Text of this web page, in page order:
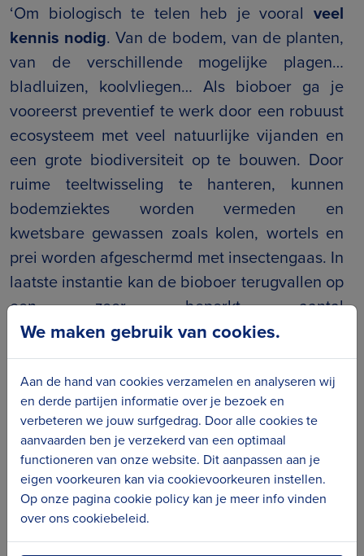
‘Om biologisch te telen heb je vooral veel
kennis nodig. Van de bodem, van de planten,
van de verschillende mogelijke plagen…
bladluizen, koolvliegen… Als bioboer ga je
vooreerst preventief te werk door een robuust
ecosysteem met veel natuurlijke vijanden en
een grote biodiversiteit op te bouwen. Door
ruime teeltwisseling te hanteren, kunnen
bodemziektes worden vermeden en
kwetsbare gewassen zoals kolen, wortels en
prei worden afgeschermd met insectengaas. In
laatste instantie kan de bioboer terugvallen op
een zeer beperkt aantal
gewasbeschermingsmiddelen van natuurlijke
oorsprong, die in een zeer korte tijd integraal
afgebroken worden onder invloed van
zonlicht. Wat meteen ook hun zwakke punt is,
ze werken maar zeer kort.
De boeren sterven uit
‘Ik heb veelrespectvoor hoe de boeren
vroeger hun land bewerkten. Het was eigenlijk
We maken gebruik van cookies.
Aan de hand van cookies verzamelen en analyseren wij
en derde partijen informatie over je bezoek en
verbeteren we jouw surfgedrag. Door alle cookies te
aanvaarden ben je verzekerd van een optimaal
functioneren van onze website. Dit aanpassen aan je
eigen voorkeuren kan via cookievoorkeuren instellen.
Op onze pagina cookie policy kan je meer info vinden
over ons cookiebeleid.